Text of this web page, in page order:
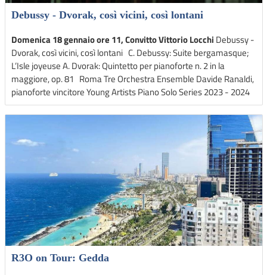
Debussy - Dvorak, così vicini, così lontani
Domenica 18 gennaio ore 11, Convitto Vittorio Locchi Debussy -
Dvorak, così vicini, così lontani C. Debussy: Suite bergamasque;
L’Isle joyeuse A. Dvorak: Quintetto per pianoforte n. 2 in la
maggiore, op. 81 Roma Tre Orchestra Ensemble Davide Ranaldi,
pianoforte vincitore Young Artists Piano Solo Series 2023 - 2024
R3O on Tour: Gedda